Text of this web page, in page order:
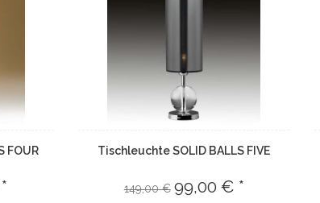
FOUR Tischleuchte SOLID BALLS FIVE
149,00 € 99,00 € *